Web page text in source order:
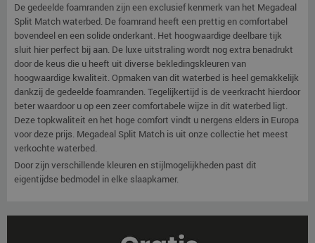
De gedeelde foamranden zijn een exclusief kenmerk van het Megadeal
Split Match waterbed. De foamrand heeft een prettig en comfortabel
bovendeel en een solide onderkant. Het hoogwaardige deelbare tijk
sluit hier perfect bij aan. De luxe uitstraling wordt nog extra benadrukt
door de keus die u heeft uit diverse bekledingskleuren van
hoogwaardige kwaliteit. Opmaken van dit waterbed is heel gemakkelijk
dankzij de gedeelde foamranden. Tegelijkertijd is de veerkracht hierdoor
beter waardoor u op een zeer comfortabele wijze in dit waterbed ligt.
Deze topkwaliteit en het hoge comfort vindt u nergens elders in Europa
voor deze prijs. Megadeal Split Match is uit onze collectie het meest
verkochte waterbed.
Door zijn verschillende kleuren en stijlmogelijkheden past dit
eigentijdse bedmodel in elke slaapkamer.